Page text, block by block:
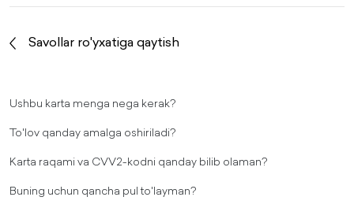
Savollar ro'yxatiga qaytish
Ushbu karta menga nega kerak?
To'lov qanday amalga oshiriladi?
Karta raqami va CVV2-kodni qanday bilib olaman?
Buning uchun qancha pul to'layman?